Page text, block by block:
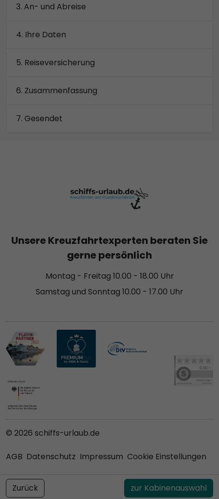
An- und Abreise
Ihre Daten
Reiseversicherung
Zusammenfassung
Gesendet
Zurück zur Kabinenauswahl
Unsere Kreuzfahrtexperten beraten Sie
gerne persönlich
Montag - Freitag 10.00 - 18.00 Uhr
Samstag und Sonntag 10.00 - 17.00 Uhr
© 2026 schiffs-urlaub.de
AGB Datenschutz Impressum Cookie Einstellungen